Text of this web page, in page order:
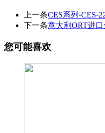
上一条CES系列-CES-
下一条意大利ORT进
您可能喜欢